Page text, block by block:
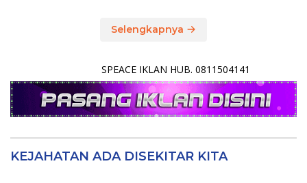
Selengkapnya
SPEACE IKLAN HUB. 0811504141
KEJAHATAN ADA DISEKITAR KITA